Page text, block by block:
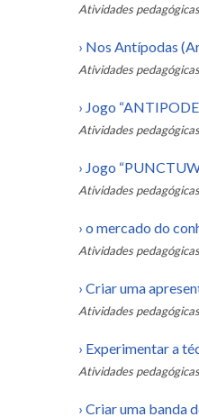
Atividades
› Nos Antípodas
Atividades
› Jogo
Atividades
› Jogo
Atividades
› o mercado do
Atividades
› Criar uma
Atividades
› Experimentar a
Atividades
› Criar uma banda